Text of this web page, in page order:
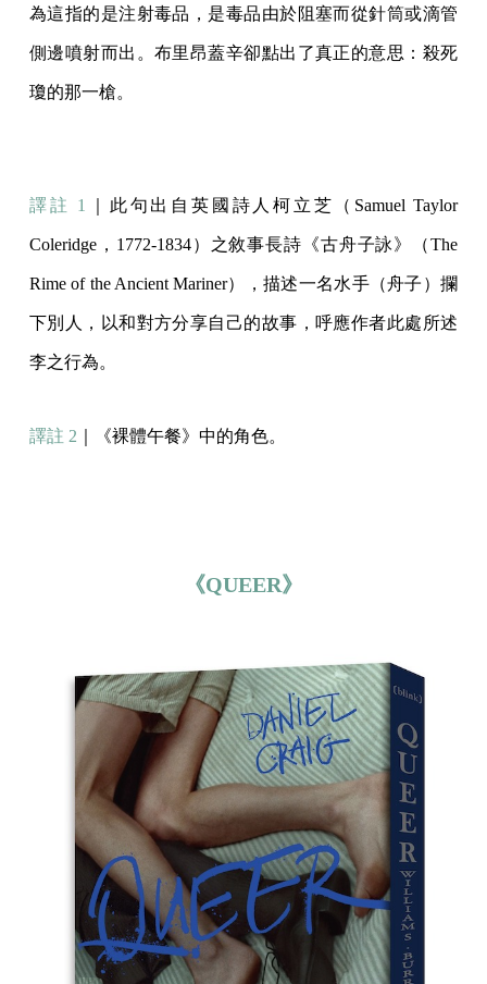
為這指的是注射毒品，是毒品由於阻塞而從針筒或滴管
側邊噴射而出。布里昂蓋辛卻點出了真正的意思：殺死
瓊的那一槍。
譯註 1 ｜此句出自英國詩人柯立芝（Samuel Taylor
Coleridge，1772-1834）之敘事長詩《古舟子詠》（The
Rime of the Ancient Mariner），描述一名水手（舟子）攔
下別人，以和對方分享自己的故事，呼應作者此處所述
李之行為。
譯註 2 ｜《裸體午餐》中的角色。
《QUEER》